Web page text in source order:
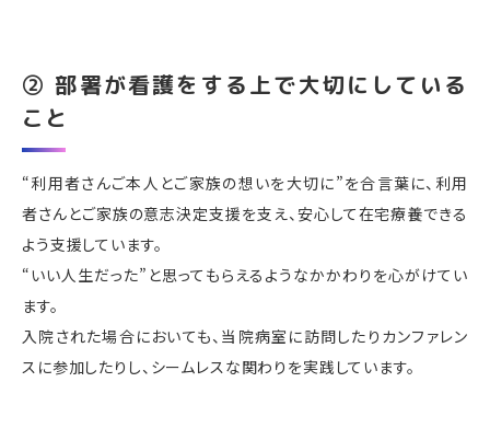
② 部署が看護をする上で大切にしている
こと
“利用者さんご本人とご家族の想いを大切に”を合言葉に、利用
者さんとご家族の意志決定支援を支え、安心して在宅療養できる
よう支援しています。
“いい人生だった”と思ってもらえるようなかかわりを心がけてい
ます。
入院された場合においても、当院病室に訪問したりカンファレン
スに参加したりし、シームレスな関わりを実践しています。